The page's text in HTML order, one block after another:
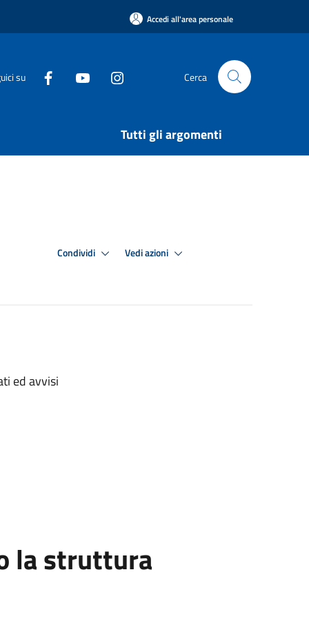
Accedi all'area personale
su Cerca
Tutti gli argomenti
Condividi Vedi azioni
ed avvisi
la struttura